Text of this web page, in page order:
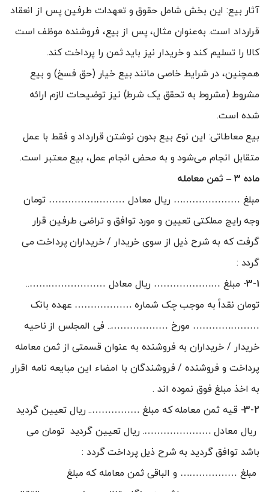
آثار بیع: این بخش شامل حقوق و تعهدات طرفین پس از انعقاد
قرارداد است. به‌عنوان مثال، پس از بیع، فروشنده موظف است
کالا را تسلیم کند و خریدار نیز باید ثمن را پرداخت کند.
همچنین، در شرایط خاصی مانند بیع خیار (حق فسخ) و بیع
مشروط (مشروط به تحقق یک شرط) نیز توضیحات لازم ارائه
شده است.
بیع معاطاتی: این نوع بیع بدون نوشتن قرارداد و فقط با عمل
متقابل انجام می‌شود و به محض انجام عمل، بیع معتبر است.
ماده 3 – ثمن معامله
مبلغ ………………… ریال معادل …………………… تومان
وجه رایج مملکتی تعیین و مورد توافق و تراضی طرفین قرار
گرفت که به شرح ذیل از سوی خریدار / خریداران پرداخت می
گردد :
3-1- مبلغ ………………… ريال معادل ……………………..
تومان نقداً به موجب چک شماره ……………… عهده بانک
………………… مورخ ……………….. فی المجلس از ناحیه
خریدار / خریداران به فروشنده به عنوان قسمتی از ثمن معامله
پرداخت و فروشنده / فروشندگان با امضاء این مبایعه نامه اقرار
به اخذ مبلغ فوق نموده اند .
3-2- قیه ثمن معامله که مبلغ …………….. ريال تعيين گرديد
ريال معادل …………………. ريال تعيين گرديد تومان می
باشد توافق گردید به شرح ذیل پرداخت گردد :
مبلغ ……………… و الباقی ثمن معامله که مبلغ